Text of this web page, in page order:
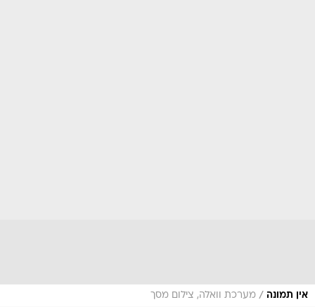
אין תמונה / מערכת וואלה, צילום מסך